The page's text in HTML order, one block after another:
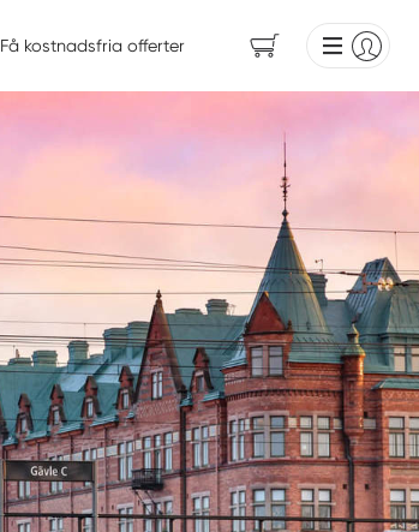
Få kostnadsfria offerter